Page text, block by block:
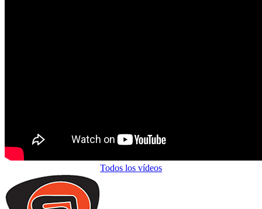
Todos los vídeos